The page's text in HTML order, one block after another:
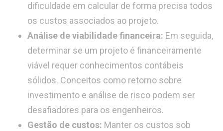
dificuldade em calcular de forma precisa todos
os custos associados ao projeto.
Análise de viabilidade financeira: Em seguida,
determinar se um projeto é financeiramente
viável requer conhecimentos contábeis
sólidos. Conceitos como retorno sobre
investimento e análise de risco podem ser
desafiadores para os engenheiros.
Gestão de custos: Manter os custos sob